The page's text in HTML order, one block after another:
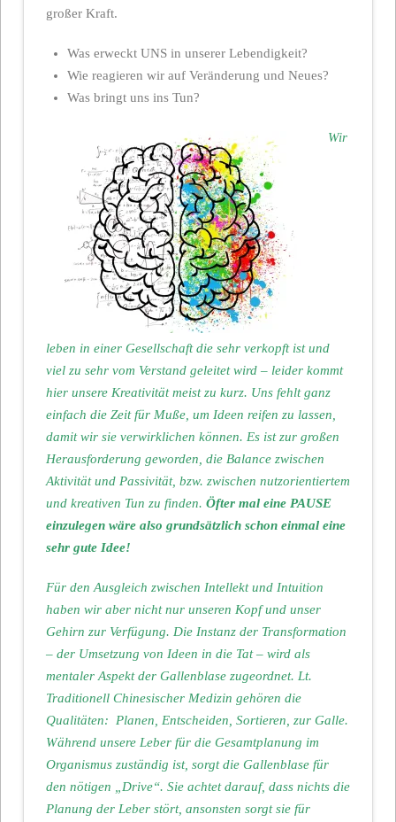
großer Kraft.
Was erweckt UNS in unserer Lebendigkeit?
Wie reagieren wir auf Veränderung und Neues?
Was bringt uns ins Tun?
Wir
leben in einer Gesellschaft die sehr verkopft ist und
viel zu sehr vom Verstand geleitet wird – leider kommt
hier unsere Kreativität meist zu kurz. Uns fehlt ganz
einfach die Zeit für Muße, um Ideen reifen zu lassen,
damit wir sie verwirklichen können. Es ist zur großen
Herausforderung geworden, die Balance zwischen
Aktivität und Passivität, bzw. zwischen nutzorientiertem
und kreativen Tun zu finden. Öfter mal eine PAUSE
einzulegen wäre also grundsätzlich schon einmal eine
sehr gute Idee!
Für den Ausgleich zwischen Intellekt und Intuition
haben wir aber nicht nur unseren Kopf und unser
Gehirn zur Verfügung. Die Instanz der Transformation
– der Umsetzung von Ideen in die Tat – wird als
mentaler Aspekt der Gallenblase zugeordnet. Lt.
Traditionell Chinesischer Medizin gehören die
Qualitäten: Planen, Entscheiden, Sortieren, zur Galle.
Während unsere Leber für die Gesamtplanung im
Organismus zuständig ist, sorgt die Gallenblase für
den nötigen „Drive“. Sie achtet darauf, dass nichts die
Planung der Leber stört, ansonsten sorgt sie für